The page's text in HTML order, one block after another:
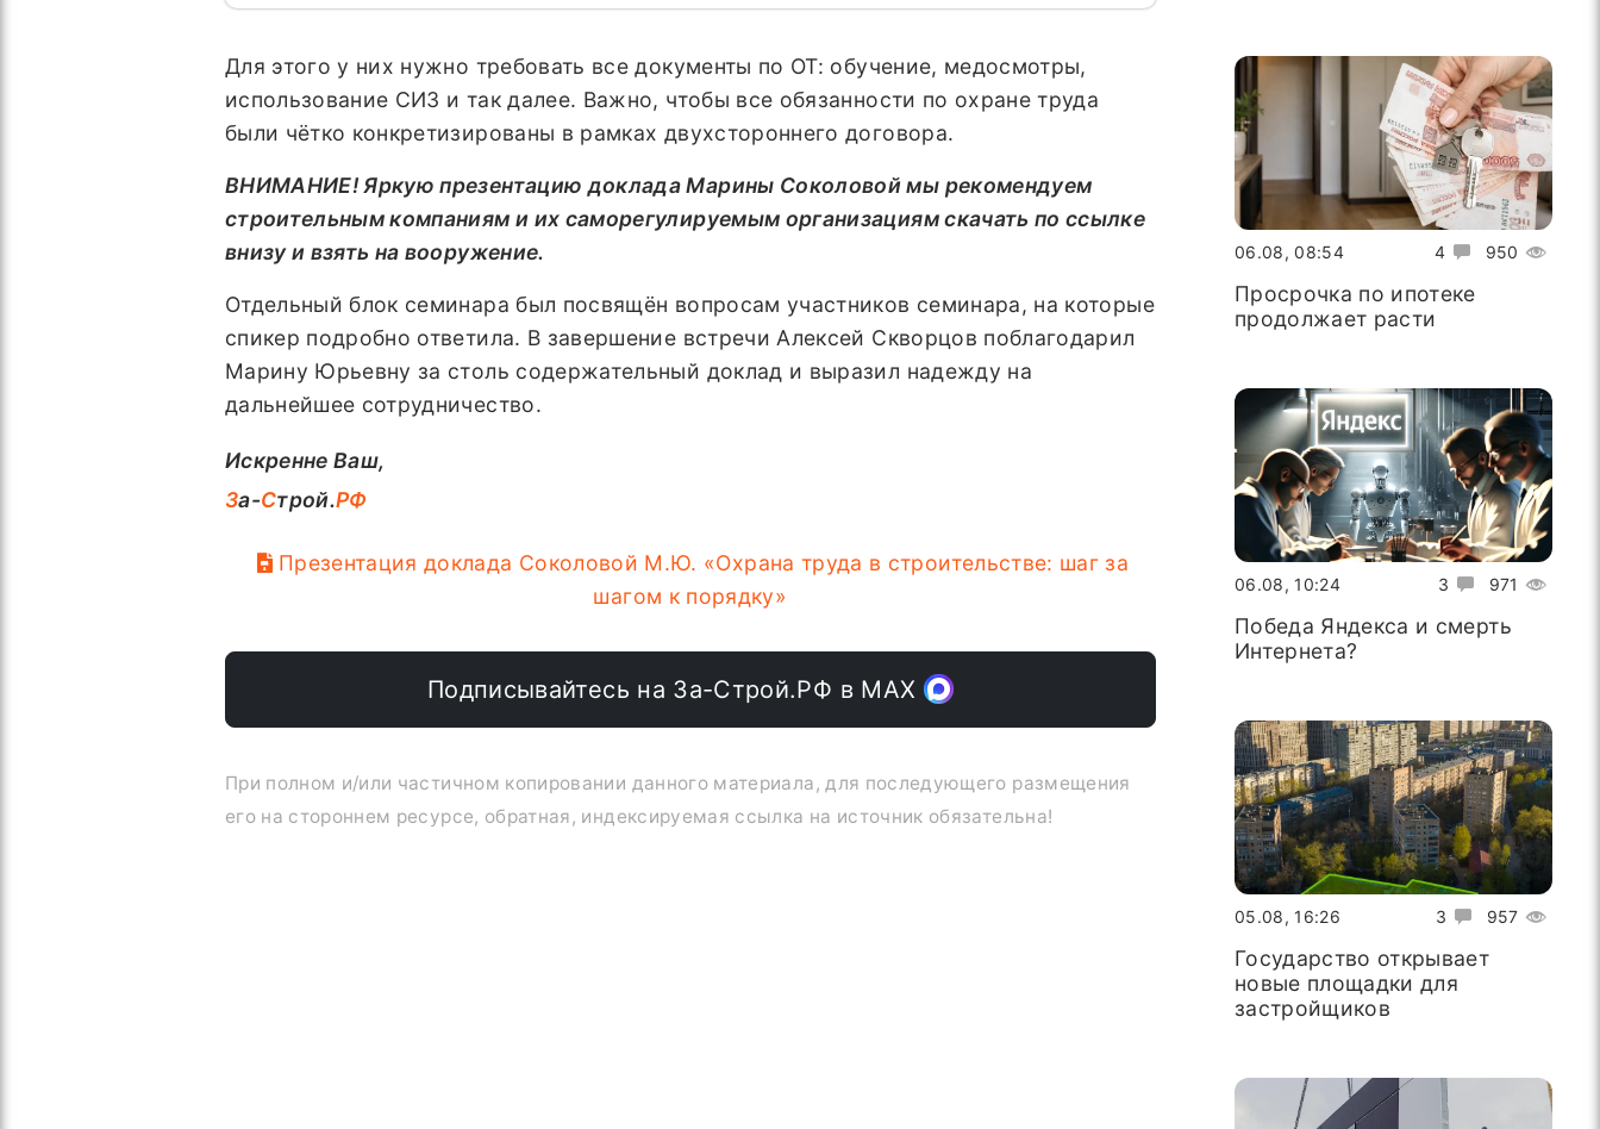
Для этого у них нужно требовать все документы по ОТ: обучение, медосмотры,
использование СИЗ и так далее. Важно, чтобы все обязанности по охране труда
были чётко конкретизированы в рамках двухстороннего договора.
ВНИМАНИЕ! Яркую презентацию доклада Марины Соколовой мы рекомендуем
строительным компаниям и их саморегулируемым организациям скачать по ссылке
внизу и взять на вооружение.
Отдельный блок семинара был посвящён вопросам участников семинара, на которые
спикер подробно ответила. В завершение встречи Алексей Скворцов поблагодарил
Марину Юрьевну за столь содержательный доклад и выразил надежду на
дальнейшее сотрудничество.
Искренне Ваш,
За-Строй.РФ
Презентация доклада Соколовой М.Ю. «Охрана труда в строительстве: шаг за
шагом к порядку»
Подписывайтесь на За-Строй.РФ в МАХ
При полном и/или частичном копировании данного материала, для последующего размещения
его на стороннем ресурсе, обратная, индексируемая ссылка на источник обязательна!
4 950
06.08, 08:54
Просрочка по ипотеке
продолжает расти
3 971
06.08, 10:24
Победа Яндекса и смерть
Интернета?
3 957
05.08, 16:26
Государство открывает
новые площадки для
застройщиков